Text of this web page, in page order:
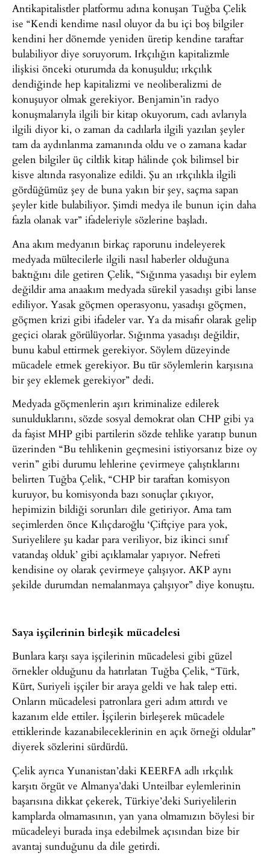
Antikapitalistler platformu adına konuşan Tuğba Çelik
ise “Kendi kendime nasıl oluyor da bu içi boş bilgiler
kendini her dönemde yeniden üretip kendine taraftar
bulabiliyor diye soruyorum. Irkçılığın kapitalizmle
ilişkisi önceki oturumda da konuşuldu; ırkçılık
dendiğinde hep kapitalizmi ve neoliberalizmi de
konuşuyor olmak gerekiyor. Benjamin’in radyo
konuşmalarıyla ilgili bir kitap okuyorum, cadı avlarıyla
ilgili diyor ki, o zaman da cadılarla ilgili yazılan şeyler
tam da aydınlanma zamanında oldu ve o zamana kadar
gelen bilgiler üç ciltlik kitap hâlinde çok bilimsel bir
kisve altında rasyonalize edildi. Şu an ırkçılıkla ilgili
gördüğümüz şey de buna yakın bir şey, saçma sapan
şeyler kitle bulabiliyor. Şimdi medya ile bunun için daha
fazla olanak var” ifadeleriyle sözlerine başladı.
Ana akım medyanın birkaç raporunu indeleyerek
medyada mültecilerle ilgili nasıl haberler olduğuna
baktığını dile getiren Çelik, “Sığınma yasadışı bir eylem
değildir ama anaakım medyada sürekil yasadışı gibi lanse
ediliyor. Yasak göçmen operasyonu, yasadışı göçmen,
göçmen krizi gibi ifadeler var. Ya da misafir olarak gelip
geçici olarak görülüyorlar. Sığınma yasadışı değildir,
bunu kabul ettirmek gerekiyor. Söylem düzeyinde
mücadele etmek gerekiyor. Bu tür söylemlerin karşısına
bir şey eklemek gerekiyor” dedi.
Medyada göçmenlerin aşırı kriminalize edilerek
sunulduklarını, sözde sosyal demokrat olan CHP gibi ya
da faşist MHP gibi partilerin sözde tehlike yaratıp bunun
üzerinden “Bu tehlikenin geçmesini istiyorsanız bize oy
verin” gibi durumu lehlerine çevirmeye çalıştıklarını
belirten Tuğba Çelik, “CHP bir taraftan komisyon
kuruyor, bu komisyonda bazı sonuçlar çıkıyor,
hepimizin bildiği sorunları dile getiriyor. Ama tam
seçimlerden önce Kılıçdaroğlu ‘Çiftçiye para yok,
Suriyelilere şu kadar para veriliyor, biz ikinci sınıf
vatandaş olduk’ gibi açıklamalar yapıyor. Nefreti
kendisine oy olarak çevirmeye çalışıyor. AKP aynı
şekilde durumdan nemalanmaya çalışıyor” diye konuştu.
Saya işçilerinin birleşik mücadelesi
Bunlara karşı saya işçilerinin mücadelesi gibi güzel
örnekler olduğunu da hatırlatan Tuğba Çelik, “Türk,
Kürt, Suriyeli işçiler bir araya geldi ve hak talep etti.
Onların mücadelesi patronlara geri adım attırdı ve
kazanım elde ettiler. İşçilerin birleşerek mücadele
ettiklerinde kazanabileceklerinin en açık örneği oldular”
diyerek sözlerini sürdürdü.
Çelik ayrıca Yunanistan’daki KEERFA adlı ırkçılık
karşıtı örgüt ve Almanya’daki Unteilbar eylemlerinin
başarısına dikkat çekerek, Türkiye’deki Suriyelilerin
kamplarda olmamasının, yan yana olmamızın böylesi bir
mücadeleyi burada inşa edebilmek açısından bize bir
avantaj sunduğunu da dile getirdi.